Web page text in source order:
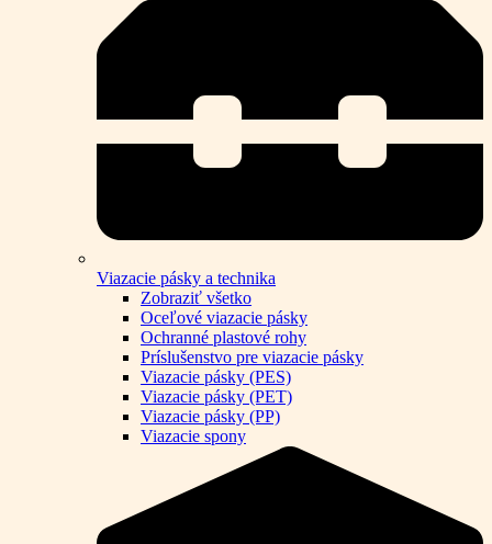
Viazacie pásky a technika
Zobraziť všetko
Oceľové viazacie pásky
Ochranné plastové rohy
Príslušenstvo pre viazacie pásky
Viazacie pásky (PES)
Viazacie pásky (PET)
Viazacie pásky (PP)
Viazacie spony